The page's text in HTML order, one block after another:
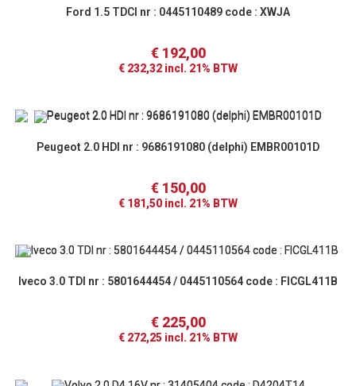
Ford 1.5 TDCI nr : 0445110489 code : XWJA
€192,00
€ 232,32 incl. 21% BTW
Peugeot 2.0 HDI nr : 9686191080 (delphi) EMBR00101D
€150,00
€ 181,50 incl. 21% BTW
Iveco 3.0 TDI nr : 5801644454 / 0445110564 code : FICGL411B
€225,00
€ 272,25 incl. 21% BTW